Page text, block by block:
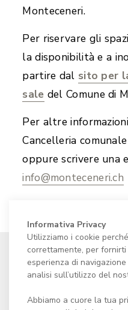
Monteceneri.
Per riservare gli
la disponibilità e a
partire dal sito per
sale del Comune di
Per altre
Cancelleria
oppure scrivere una
info@monteceneri.ch
Fondazione
Informativa Privacy
Utilizziamo i cookie
correttamente, per
esperienza di
analisi sull’utilizzo del
Abbiamo a cuore la tua